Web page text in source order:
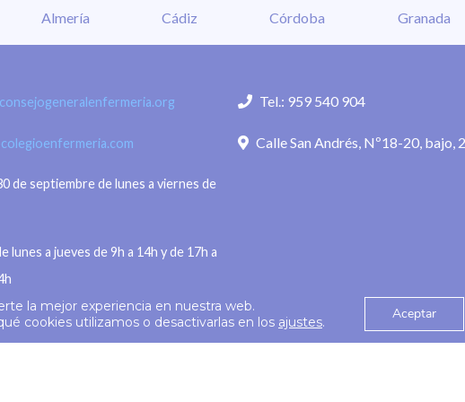
pidieron calma a la población en
momentos.
General de
Fernández, directora de
quien subraya que
alcance sin perder la
Almería Cádiz Córdoba Granada
de septiembre de lunes a viernes de
lunes a jueves de 9h a 14h y de 17h a
Tel.: 959 540 904
Calle San Andrés, Nº18-20, bajo,
Política de
la mejor experiencia en nuestra web.
cookies utilizamos o desactivarlas en los ajustes. Aceptar